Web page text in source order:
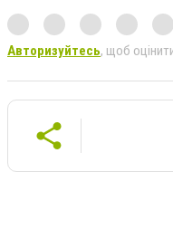
Авторизуйтесь, щоб